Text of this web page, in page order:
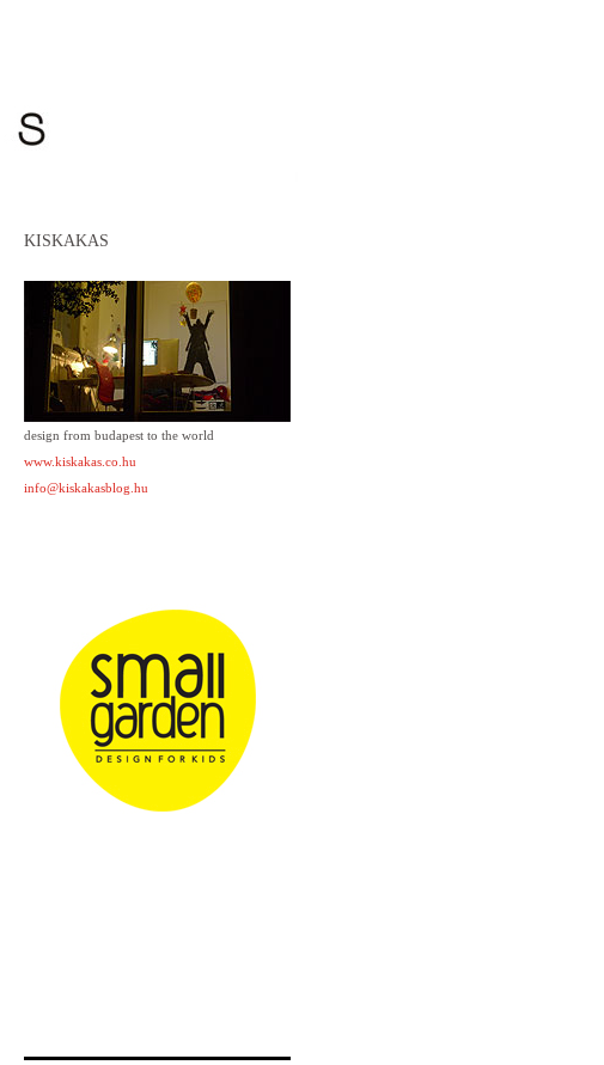
KISKAKAS
design from budapest to the world
www.kiskakas.co.hu
info@kiskakasblog.hu